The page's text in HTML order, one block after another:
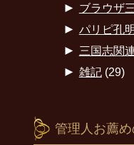
► ブラウザ
► パリピ孔明
► 三国志関
► 雑記(29)
管理人お薦